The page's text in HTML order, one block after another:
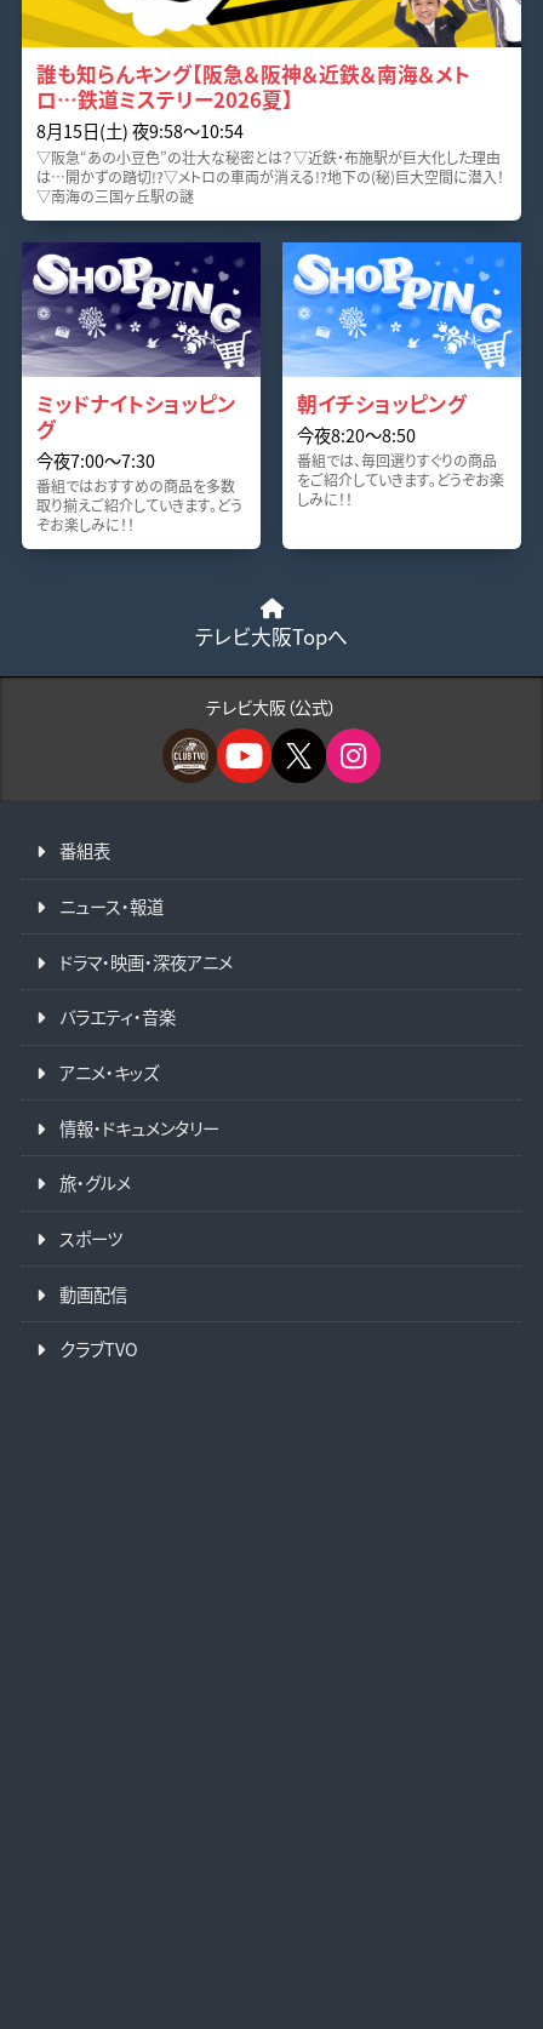
誰も知らんキング【阪急＆阪神＆近鉄＆南海＆メト
ロ…鉄道ミステリー2026夏】
8月15日(土) 夜9:58〜10:54
▽阪急“あの小豆色”の壮大な秘密とは？▽近鉄・布施駅が巨大化した理由
は…開かずの踏切!?▽メトロの車両が消える!?地下の(秘)巨大空間に潜入！
▽南海の三国ヶ丘駅の謎
ミッドナイトショッピン
グ
今夜7:00〜7:30
番組ではおすすめの商品を多数
取り揃えご紹介していきます。どう
ぞお楽しみに！！
朝イチショッピング
今夜8:20〜8:50
番組では、毎回選りすぐりの商品
をご紹介していきます。どうぞお楽
しみに！！
テレビ大阪Topへ
テレビ大阪（公式）
番組表
ニュース・報道
ドラマ・映画・深夜アニメ
バラエティ・音楽
アニメ・キッズ
情報・ドキュメンタリー
旅・グルメ
スポーツ
動画配信
クラブTVO